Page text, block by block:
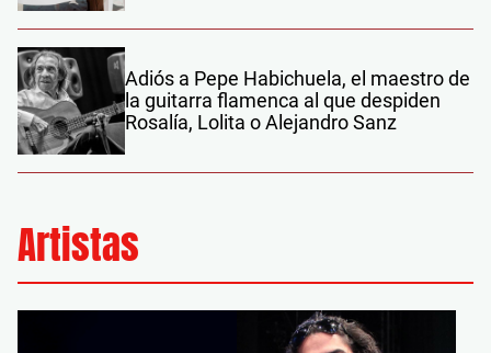
Adiós a Pepe Habichuela, el maestro de
la guitarra flamenca al que despiden
Rosalía, Lolita o Alejandro Sanz
Artistas